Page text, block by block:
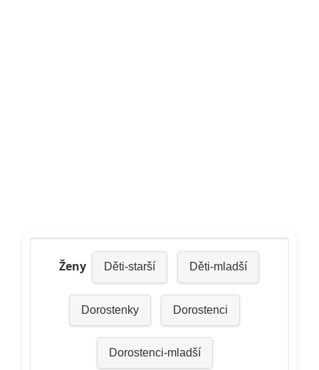
Ženy Děti-starší Děti-mladší
Dorostenky Dorostenci
Dorostenci-mladší